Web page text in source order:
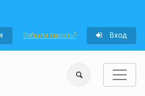
Забыли пароль? Вход